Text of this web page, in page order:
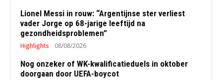
Lionel Messi in rouw: “Argentijnse ster verliest
vader Jorge op 68-jarige leeftijd na
gezondheidsproblemen”
Highlights 08/08/2026
Nog onzeker of WK-kwalificatieduels in oktober
doorgaan door UEFA-boycot